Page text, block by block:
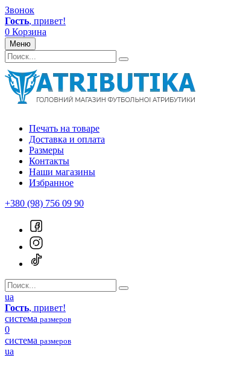
Звонок
Гость, привет!
0 Корзина
Меню
Печать на товаре
Доставка и оплата
Размеры
Контакты
Наши магазины
Избранное
+380 (98) 756 09 90
ua
Гость, привет!
система размеров
0
система размеров
ua